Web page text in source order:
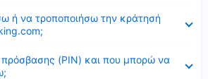
ή να τροποποιήσω την κράτησή
πρόσβασης (PIN) και που μπορώ να